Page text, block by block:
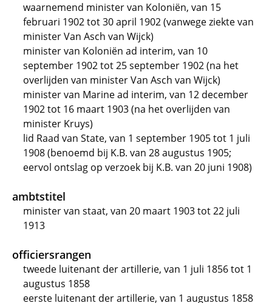
waarnemend minister van Koloniën, van 15
februari 1902 tot 30 april 1902 (vanwege ziekte van
minister Van Asch van Wijck)
minister van Koloniën ad interim, van 10
september 1902 tot 25 september 1902 (na het
overlijden van minister Van Asch van Wijck)
minister van Marine ad interim, van 12 december
1902 tot 16 maart 1903 (na het overlijden van
minister Kruys)
lid Raad van State, van 1 september 1905 tot 1 juli
1908 (benoemd bij K.B. van 28 augustus 1905;
eervol ontslag op verzoek bij K.B. van 20 juni 1908)
ambtstitel
minister van staat, van 20 maart 1903 tot 22 juli
1913
officiersrangen
tweede luitenant der artillerie, van 1 juli 1856 tot 1
augustus 1858
eerste luitenant der artillerie, van 1 augustus 1858